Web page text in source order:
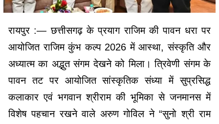
रायपुर :— छत्तीसगढ़ के प्रयाग राजिम की पावन धरा पर
आयोजित राजिम कुंभ कल्प 2026 में आस्था, संस्कृति और
अध्यात्म का अद्भुत संगम देखने को मिला। त्रिवेणी संगम के
पावन तट पर आयोजित सांस्कृतिक संध्या में सुप्रसिद्ध
कलाकार एवं भगवान श्रीराम की भूमिका से जनमानस में
विशेष पहचान रखने वाले अरुण गोविल ने “सुनो श्री राम